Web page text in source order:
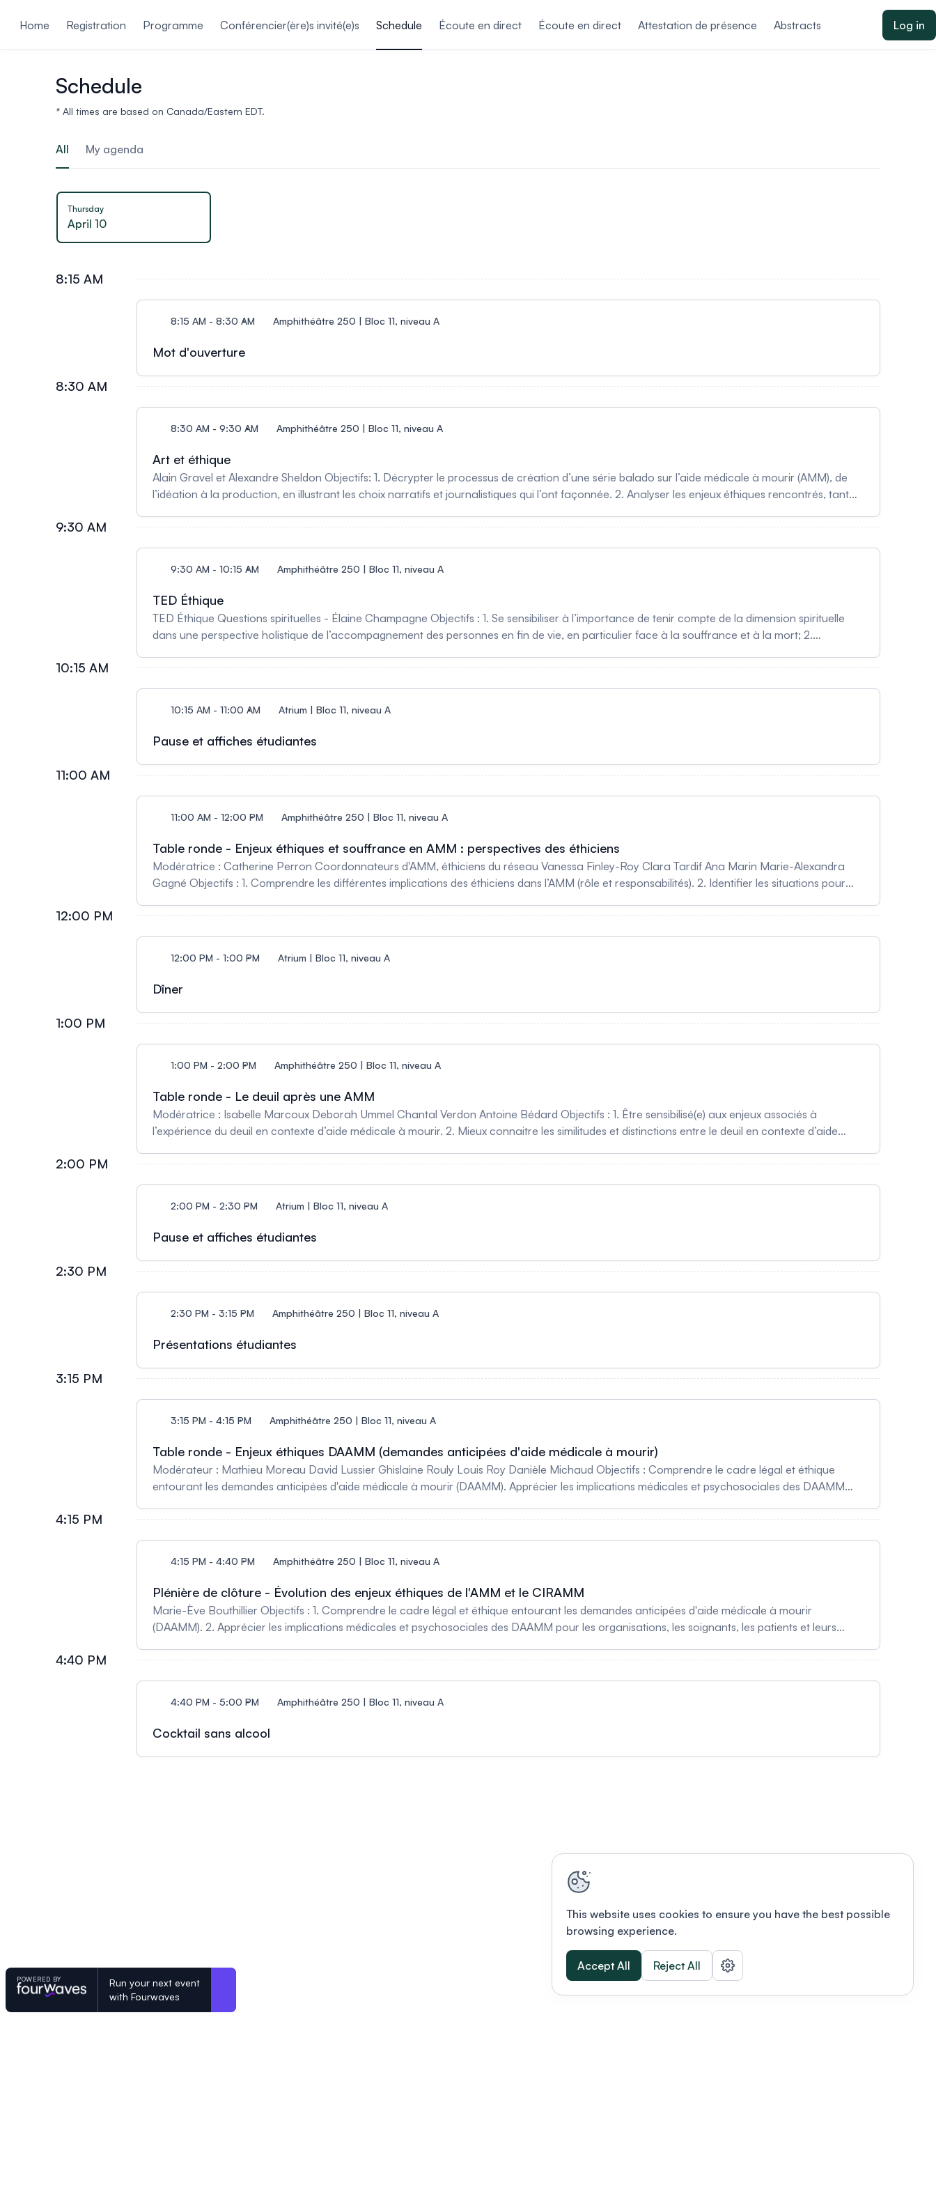
Home
Registration Programme Conférencier(ère)s invité(e)s Schedule Écoute en direct Écoute en direct Attestation de présence Abstracts Log in
Schedule
* All times are based on Canada/Eastern EDT.
All My agenda
Thursday
April 10
8:15 AM
8:15 AM - 8:30 AM Amphithéâtre 250 | Bloc 11, niveau A
Mot d'ouverture
8:30 AM
8:30 AM - 9:30 AM Amphithéâtre 250 | Bloc 11, niveau A
Art et éthique
Alain Gravel et Alexandre Sheldon Objectifs: 1. Décrypter le processus de création d’une série balado sur l’aide médicale à mourir (AMM), de
l’idéation à la production, en illustrant les choix narratifs et journalistiques qui l’ont façonnée. 2. Analyser les enjeux éthiques rencontrés, tant
du documentaire comme outils essentiels pour explorer et comprendre un enjeu encore en pleine évolution comme l’AMM.
9:30 AM
9:30 AM - 10:15 AM Amphithéâtre 250 | Bloc 11, niveau A
TED Éthique
TED Éthique Questions spirituelles - Élaine Champagne Objectifs : 1. Se sensibiliser à l’importance de tenir compte de la dimension spirituelle
dans une perspective holistique de l’accompagnement des personnes en fin de vie, en particulier face à la souffrance et à la mort; 2.
expérience spirituelle; 3. Reconnaître des signes de l’expression d’une situation qui demande un accompagnement spirituel professionnel en
contexte de soins de fin de vie. Dons d'organes après AMM - Marie-José Clermont Objectifs : 1. Faire état de la situation du don d’organe
des personnes atteintes de troubles mentaux, celle de leurs proches et celle des soignants qui les soutiennent. 2. Esquisser qui sont ces patients
qui pourraient demander l’AMM-TM-SPMI. 3. Éviter de perpétuer la stigmatisation et la discrimination par l'inclusion.
10:15 AM
10:15 AM - 11:00 AM Atrium | Bloc 11, niveau A
Pause et affiches étudiantes
11:00 AM
11:00 AM - 12:00 PM Amphithéâtre 250 | Bloc 11, niveau A
Table ronde - Enjeux éthiques et souffrance en AMM : perspectives des éthiciens
Modératrice : Catherine Perron Coordonnateurs d'AMM, éthiciens du réseau Vanessa Finley-Roy Clara Tardif Ana Marin Marie-Alexandra
Gagné Objectifs : 1. Comprendre les différentes implications des éthiciens dans l’AMM (rôle et responsabilités). 2. Identifier les situations pour
12:00 PM
12:00 PM - 1:00 PM Atrium | Bloc 11, niveau A
Dîner
1:00 PM
1:00 PM - 2:00 PM Amphithéâtre 250 | Bloc 11, niveau A
Table ronde - Le deuil après une AMM
Modératrice : Isabelle Marcoux Deborah Ummel Chantal Verdon Antoine Bédard Objectifs : 1. Être sensibilisé(e) aux enjeux associés à
l’expérience du deuil en contexte d’aide médicale à mourir. 2. Mieux connaitre les similitudes et distinctions entre le deuil en contexte d’aide
personnes endeuillées en contexte d'aide médicale à mourir.
2:00 PM
2:00 PM - 2:30 PM Atrium | Bloc 11, niveau A
Pause et affiches étudiantes
2:30 PM
2:30 PM - 3:15 PM Amphithéâtre 250 | Bloc 11, niveau A
Présentations étudiantes
3:15 PM
3:15 PM - 4:15 PM Amphithéâtre 250 | Bloc 11, niveau A
Table ronde - Enjeux éthiques DAAMM (demandes anticipées d'aide médicale à mourir)
Modérateur : Mathieu Moreau David Lussier Ghislaine Rouly Louis Roy Danièle Michaud Objectifs : Comprendre le cadre légal et éthique
entourant les demandes anticipées d'aide médicale à mourir (DAAMM). Apprécier les implications médicales et psychosociales des DAAMM
des DAAMM au Québec.
4:15 PM
4:15 PM - 4:40 PM Amphithéâtre 250 | Bloc 11, niveau A
Plénière de clôture - Évolution des enjeux éthiques de l'AMM et le CIRAMM
Marie-Ève Bouthillier Objectifs : 1. Comprendre le cadre légal et éthique entourant les demandes anticipées d'aide médicale à mourir
(DAAMM). 2. Apprécier les implications médicales et psychosociales des DAAMM pour les organisations, les soignants, les patients et leurs
4:40 PM
4:40 PM - 5:00 PM Amphithéâtre 250 | Bloc 11, niveau A
Cocktail sans alcool
POWERED BY
Run your next event
with Fourwaves
This website uses cookies to ensure you have the best possible
browsing experience.
Accept All Reject All